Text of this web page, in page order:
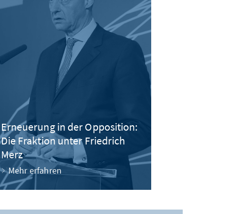
Erneuerung in der Opposition:
Die Fraktion unter Friedrich
Merz
Mehr erfahren